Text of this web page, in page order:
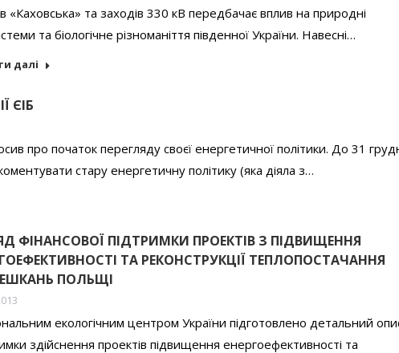
«Каховська» та заходів 330 кВ передбачає вплив на природні
та біологічне різноманіття південної України. Навесні…
далі
ЄІБ
про початок перегляду своєї енергетичної політики. До 31
стару енергетичну політику (яка діяла з…
ФІНАНСОВОЇ ПІДТРИМКИ ПРОЕКТІВ З ПІДВИЩЕННЯ
ТА РЕКОНСТРУКЦІЇ ТЕПЛОПОСТАЧАННЯ
ПОЛЬЩІ
екологічним центром України підготовлено детальний
здійснення проектів підвищення енергоефективності та